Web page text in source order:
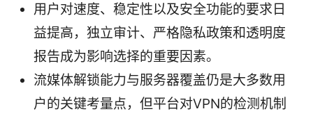
用户对速度、稳定性以及安全功能的要求日
益提高，独立审计、严格隐私政策和透明度
报告成为影响选择的重要因素。
流媒体解锁能力与服务器覆盖仍是大多数用
户的关键考量点，但平台对VPN的检测机制